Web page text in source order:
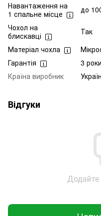
Навантаження на
1 спальне місце
до
Чохол на
блискавці
Так
Матеріал чохла
Гарантія
3 роки
Країна виробник
Відгуки